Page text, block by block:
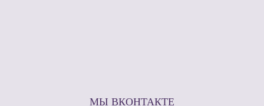
МЫ ВКОНТАКТЕ